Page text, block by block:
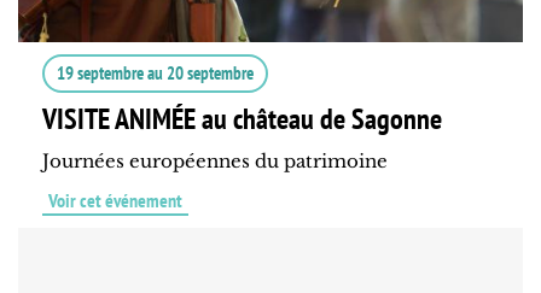
19 septembreau 20 septembre
VISITE ANIMÉE au château de Sagonne
Journées européennes du patrimoine
Voir cet événement